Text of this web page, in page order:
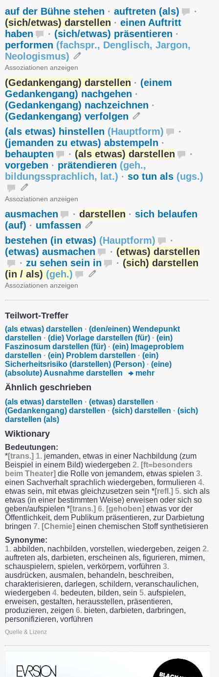
auf der Bühne stehen · auftreten (als)
·
(sich/etwas) darstellen · einen Auftritt
haben
· (sich/etwas) präsentieren ·
performen (fachspr., Denglisch, Jargon,
Neologismus)
Assoziationen anzeigen
(Gedankengang) darstellen · (einem
Gedankengang) nachgehen ·
(Gedankengang) nachzeichnen ·
(Gedankengang) verfolgen
(als etwas) hinstellen (Hauptform)
·
(jemanden zu etwas) abstempeln ·
behaupten
· (als etwas) darstellen
·
vorgeben · prätendieren (geh.,
bildungssprachlich, lat.) · so tun als (ugs.)
Assoziationen anzeigen
ausmachen · darstellen · sich belaufen
(auf) · umfassen
bestehen (in etwas) (Hauptform)
·
(etwas) ausmachen
· (etwas) darstellen
· zu sehen sein in · (sich) darstellen
(in / als) (geh.)
Assoziationen anzeigen
Teilwort-Treffer
(als etwas) darstellen · (den/einen) Wendepunkt
darstellen · (die) Vorlage darstellen (für) · (ein)
Faszinosum darstellen (für) · (ein) Imageproblem
darstellen · (ein) Problem darstellen · (ein)
Sicherheitsrisiko (darstellen) (Person) · (eine)
(absolute) Ausnahme darstellen
mehr
Ähnlich geschrieben
(als etwas) darstellen · (etwas) darstellen ·
(Gedankengang) darstellen · (sich) darstellen · (sich)
darstellen (als)
Wiktionary
Bedeutungen:
*[trans.] 1. jemanden, etwas in einer Nachbildung (zum
Beispiel in einem Bild) wiedergeben 2. [ft=besonders
beim Theater] die Rolle von jemandem, etwas spielen 3.
einen Sachverhalt sprachlich wiedergeben, formulieren 4.
etwas sein, mit etwas gleichzusetzen sein *[refl.] 5. sich als
etwas (in einer bestimmten Weise) erweisen oder sich so
geben/aufspielen *[trans.] 6. [gehoben] etwas vor der
Öffentlichkeit, dem Publikum präsentieren, zur Darbietung
bringen 7. [Chemie] einen chemischen Stoff synthetisieren
Synonyme:
1. abbilden, nachbilden, vorstellen, wiedergeben, zeigen 2.
auftreten als, darbieten, erscheinen als, figurieren, mimen,
schauspielern, spielen, verkörpern, vorführen 3.
ausdrücken, ausmalen, behandeln, beschreiben,
charakterisieren, darlegen, schildern, veranschaulichen,
wiedergeben 4. bedeuten, bilden, sein 5. aufspielen,
erweisen, gestalten, herausstellen, präsentieren,
produzieren, zeigen 6. bieten, darbieten, darbringen,
personifizieren, vorführen
Quelle & Lizenz